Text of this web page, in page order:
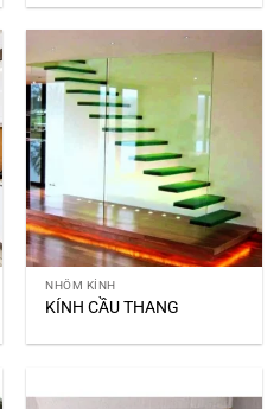
NHÔM KÍNH
KÍNH CẦU THANG